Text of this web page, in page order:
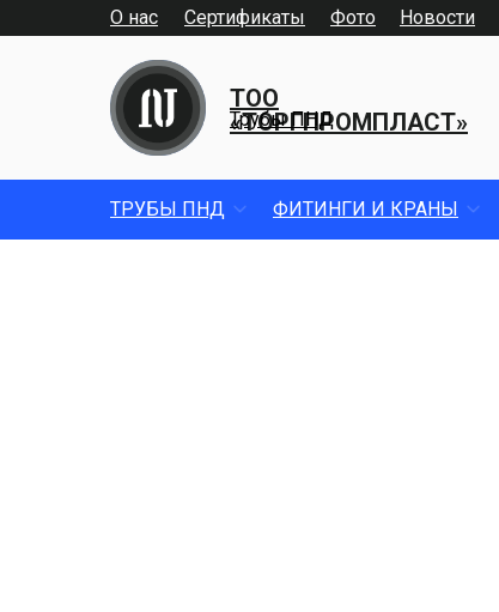
О нас Фото
Сертификаты Новости
ТОО
«ТОРГПРОМПЛАСТ»
Трубы ПНД
ТРУБЫ ПНД ФИТИНГИ И КРАНЫ